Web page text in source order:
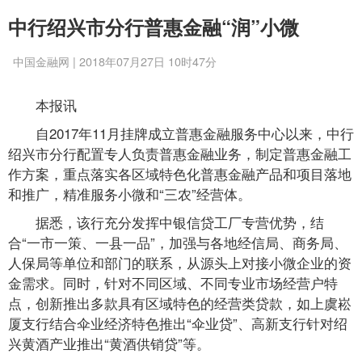
中行绍兴市分行普惠金融“润”小微
中国金融网 | 2018年07月27日 10时47分
本报讯
自2017年11月挂牌成立普惠金融服务中心以来，中行
绍兴市分行配置专人负责普惠金融业务，制定普惠金融工
作方案，重点落实各区域特色化普惠金融产品和项目落地
和推广，精准服务小微和“三农”经营体。
据悉，该行充分发挥中银信贷工厂专营优势，结
合“一市一策、一县一品”，加强与各地经信局、商务局、
人保局等单位和部门的联系，从源头上对接小微企业的资
金需求。同时，针对不同区域、不同专业市场经营户特
点，创新推出多款具有区域特色的经营类贷款，如上虞崧
厦支行结合伞业经济特色推出“伞业贷”、高新支行针对绍
兴黄酒产业推出“黄酒供销贷”等。